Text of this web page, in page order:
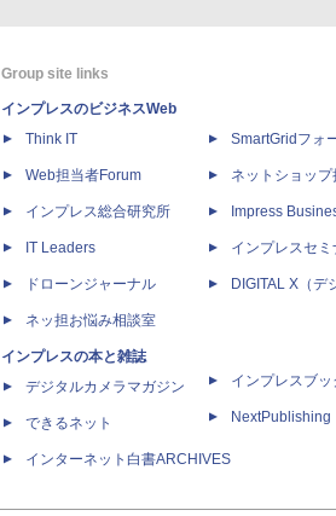
Group site links
インプレスのビジネスWeb
Think IT
Web担当者Forum
インプレス総合研究所
IT Leaders
ドローンジャーナル
ネッ担お悩み相談室
インプレスの本と雑誌
デジタルカメラマガジン
できるネット
インターネット白書ARCHIVES
SmartGridフォ
ネットショッ
Impress
インプレスセミ
DIGITAL X（デ
インプレスブッ
NextPublishing